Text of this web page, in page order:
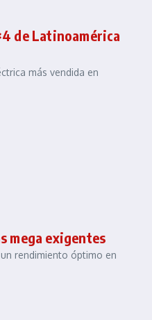
de Latinoamérica
más vendida en
mega exigentes
rendimiento óptimo en